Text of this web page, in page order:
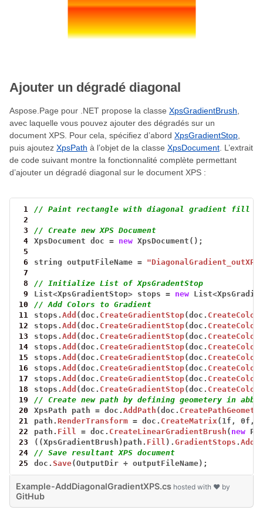
Ajouter un dégradé diagonal
Aspose.Page pour .NET propose la classe XpsGradientBrush,
avec laquelle vous pouvez ajouter des dégradés sur un
document XPS. Pour cela, spécifiez d’abord XpsGradientStop,
puis ajoutez XpsPath à l’objet de la classe XpsDocument. L’extrait
de code suivant montre la fonctionnalité complète permettant
d’ajouter un dégradé diagonal sur le document XPS :
1
// Paint rectangle with diagonal gradient fill in
2
3
// Create new XPS Document
4
XpsDocument doc = new XpsDocument();
5
6
string outputFileName =
7
8
// Initialize List of XpsGradentStop
9
List<XpsGradientStop> stops = new List<
10
// Add Colors to Gradient
11
stops.Add (doc. CreateGradientStop(doc. CreateColor
12
stops.Add (doc. CreateGradientStop(doc. CreateColor
13
stops.Add (doc. CreateGradientStop(doc. CreateColor
14
stops.Add (doc. CreateGradientStop(doc. CreateColor
15
stops.Add (doc. CreateGradientStop(doc. CreateColor
16
stops.Add (doc. CreateGradientStop(doc. CreateColor
17
stops.Add (doc. CreateGradientStop(doc. CreateColor
18
stops.Add (doc. CreateGradientStop(doc. CreateColor
19
// Create new path by defining geometery in
20
XpsPath path = doc.AddPath (doc.
21
path.RenderTransform = doc. CreateMatrix(1f, 0f,
22
path. Fill = doc. CreateLinearGradientBrush ( new
23
((XpsGradientBrush)path. Fill ).GradientStops .
24
// Save resultant XPS document
25
doc.Save(OutputDir + outputFileName);
Example-AddDiagonalGradientXPS.cs hosted with ❤ by
GitHub